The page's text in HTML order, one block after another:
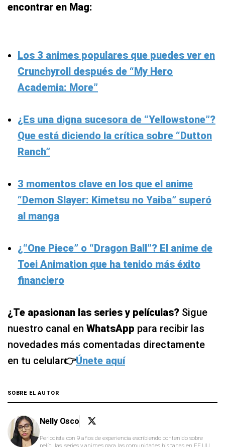
encontrar en Mag:
Los 3 animes populares que puedes ver en
Crunchyroll después de “My Hero
Academia: More”
¿Es una digna sucesora de “Yellowstone”?
Que está diciendo la crítica sobre “Dutton
Ranch”
3 momentos clave en los que el anime
“Demon Slayer: Kimetsu no Yaiba” superó
al manga
¿“One Piece” o “Dragon Ball”? El anime de
Toei Animation que ha tenido más éxito
financiero
¿Te apasionan las series y películas? Sigue
nuestro canal en WhatsApp para recibir las
novedades más comentadas directamente
en tu celular👉Únete aquí
SOBRE EL AUTOR
Nelly Osco
Periodista con 9 años de experiencia escribiendo contenido sobre
películas, series y animes para las comunidades hispanas en EE.UU..